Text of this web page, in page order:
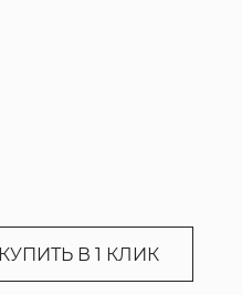
КУПИТЬ В 1 КЛИК